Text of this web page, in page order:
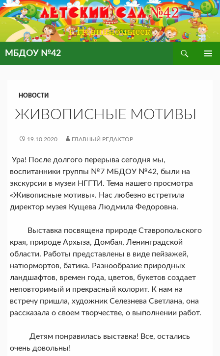
МБДОУ №42
Поиск
НОВОСТИ
ЖИВОПИСНЫЕ МОТИВЫ
19.10.2020 ГЛАВНЫЙ РЕДАКТОР
Ура! После долгого перерыва сегодня мы,
воспитанники группы №7 МБДОУ №42, были на
экскурсии в музеи НГГТИ. Тема нашего просмотра
«Живописные мотивы». Нас любезно встретила
директор музея Кущева Людмила Федоровна.
Выставка посвящена природе Ставропольского
края, природе Архыза, Домбая, Ленинградской
области. Работы представлены в виде пейзажей,
натюрмортов, батика. Разнообразие природных
ландшафтов, времен года, цветов, букетов создает
неповторимый и прекрасный колорит. К нам на
встречу пришла, художник Селезнева Светлана, она
рассказала о своем творчестве, о выполнении работ.
Детям понравилась выставка! Все, остались
очень довольны!